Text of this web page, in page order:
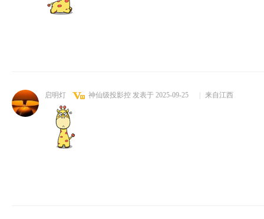
启明灯 神仙级投影控 发表于 2025-09-25 来自江西